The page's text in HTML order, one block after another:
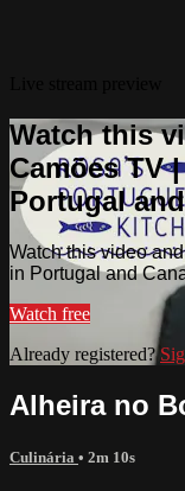
Watch this
Camões TV
Portugal
Watch this video
in Portugal and
Watch free
Already registered?
Alheira no
Culinária • 2m 10s